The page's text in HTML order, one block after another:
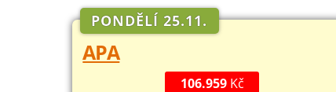
PONDĚLÍ 25.11.
APA
106.959Kč